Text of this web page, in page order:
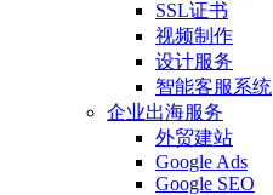
SSL证书
视频制作
设计服务
智能客服系统
企业出海服务
外贸建站
Google Ads
Google SEO